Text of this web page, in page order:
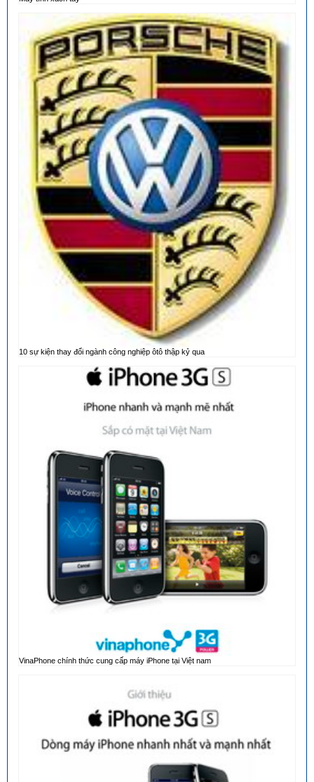
10 sự kiện thay đổi ngành công nghiệp ôtô thập kỷ qua
VinaPhone chính thức cung cấp máy iPhone tại Việt nam